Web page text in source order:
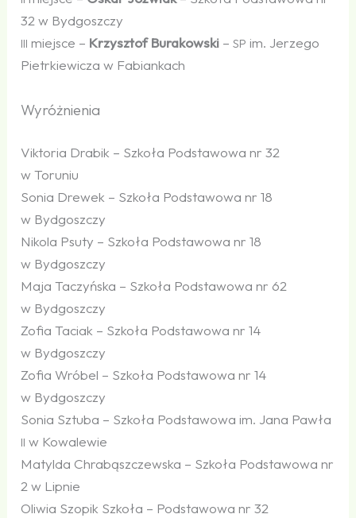
32 w Bydgoszczy
III miejsce – Krzysztof Burakowski –SP im. Jerzego
Pietrkiewicza w Fabiankach
Wyróżnienia
Viktoria Drabik – Szkoła Podstawowa nr 32
w Toruniu
Sonia Drewek – Szkoła Podstawowa nr 18
w Bydgoszczy
Nikola Psuty – Szkoła Podstawowa nr 18
w Bydgoszczy
Maja Taczyńska – Szkoła Podstawowa nr 62
w Bydgoszczy
Zofia Taciak – Szkoła Podstawowa nr 14
w Bydgoszczy
Zofia Wróbel – Szkoła Podstawowa nr 14
w Bydgoszczy
Sonia Sztuba – Szkoła Podstawowa im. Jana Pawła
II w Kowalewie
Matylda Chrabąszczewska – Szkoła Podstawowa nr
2 w Lipnie
Oliwia Szopik Szkoła – Podstawowa nr 32